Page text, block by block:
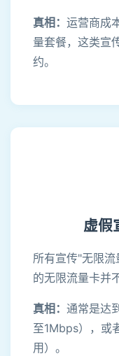
真相： 运营商成
量套餐，这类宣
约。
虚假
所有宣传"无限
的无限流量卡并
真相： 通常是达
至1Mbps），或
用）。